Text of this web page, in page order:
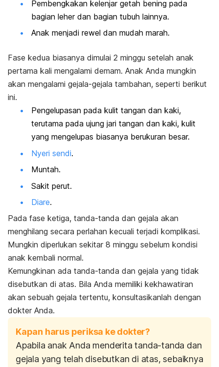
Pembengkakan kelenjar getah bening pada
bagian leher dan bagian tubuh lainnya.
Anak menjadi rewel dan mudah marah.
Fase kedua biasanya dimulai 2 minggu setelah anak
pertama kali mengalami demam. Anak Anda mungkin
akan mengalami gejala-gejala tambahan, seperti berikut
ini.
Pengelupasan pada kulit tangan dan kaki,
terutama pada ujung jari tangan dan kaki, kulit
yang mengelupas biasanya berukuran besar.
Nyeri sendi.
Muntah.
Sakit perut.
Diare.
Pada fase ketiga, tanda-tanda dan gejala akan
menghilang secara perlahan kecuali terjadi komplikasi.
Mungkin diperlukan sekitar 8 minggu sebelum kondisi
anak kembali normal.
Kemungkinan ada tanda-tanda dan gejala yang tidak
disebutkan di atas. Bila Anda memiliki kekhawatiran
akan sebuah gejala tertentu, konsultasikanlah dengan
dokter Anda.
Kapan harus periksa ke dokter?
Apabila anak Anda menderita tanda-tanda dan
gejala yang telah disebutkan di atas, sebaiknya